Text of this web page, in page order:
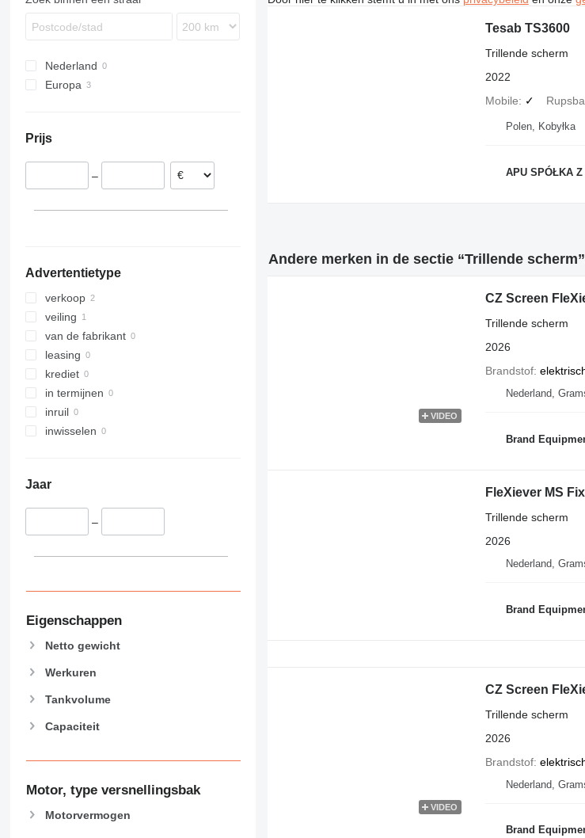
Nederland
Europa
Prijs
–
Advertentietype
verkoop
veiling
van de fabrikant
leasing
krediet
in termijnen
inruil
inwisselen
Jaar
–
Eigenschappen
Netto gewicht
Werkuren
Tankvolume
Capaciteit
Motor, type versnellingsbak
Motorvermogen
Tesab TS3600
Trillende scherm
2022
Mobile
✓
Polen, Kobyłka
APU SPÓŁKA Z
Andere merken in de sectie “Trillende
VIDEO
CZ Screen
Trillende scherm
2026
Brandstof
Nederland,
Brand
FleXiever MS
Trillende scherm
2026
Nederland,
Brand
VIDEO
CZ Screen
Trillende scherm
2026
Brandstof
Nederland,
Brand